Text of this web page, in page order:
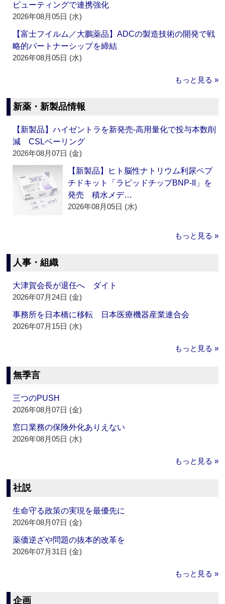
ピューティングで連携強化
2026年08月05日 (水)
【富士フイルム／大鵬薬品】ADCの製造技術の開発で戦
略的パートナーシップを締結
2026年08月05日 (水)
もっと見る »
新薬・新製品情報
【新製品】ハイゼントラを新発売‐高用量化で投与本数削
減 CSLベーリング
2026年08月07日 (金)
【新製品】ヒト脳性ナトリウム利尿ペプ
チドキット「ラピッドチップBNP-II」を
発売 積水メデ…
2026年08月05日 (水)
もっと見る »
人事・組織
大津賀会長が退任へ ダイト
2026年07月24日 (金)
事務所を日本橋に移転 日本医療機器産業連合会
2026年07月15日 (水)
もっと見る »
無季言
三つのPUSH
2026年08月07日 (金)
窓口業務の保険外化ありえない
2026年08月05日 (水)
もっと見る »
社説
生命守る政策の実現を最優先に
2026年08月07日 (金)
薬価逆ざや問題の抜本的改革を
2026年07月31日 (金)
もっと見る »
企画